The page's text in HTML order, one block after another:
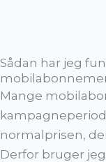
Tale
Netværk
Sådan har jeg
Mange
normalprisen,
Derfor bruger